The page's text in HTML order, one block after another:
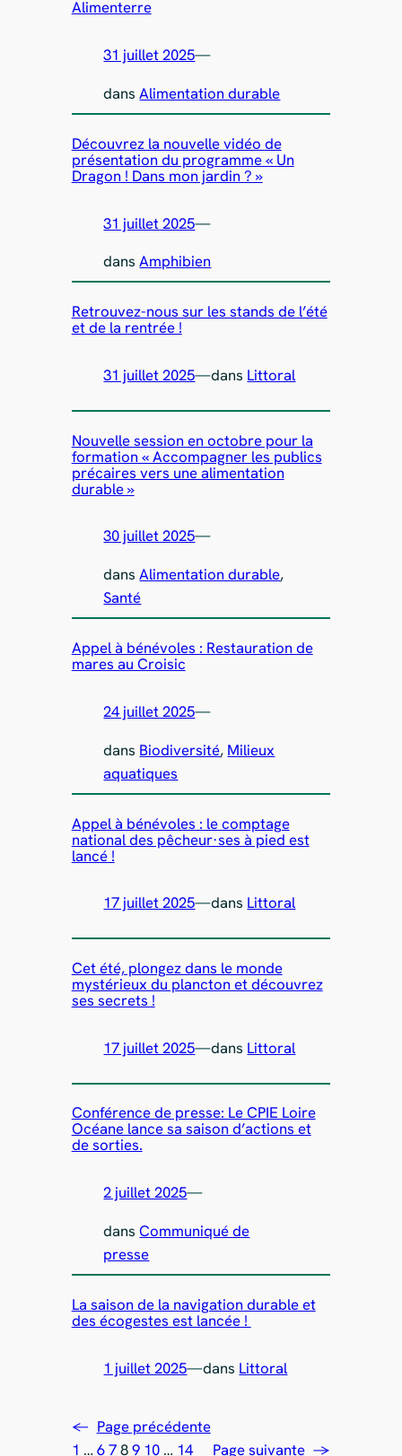
Alimenterre
31 juillet 2025—
dansAlimentation durable
Découvrez la nouvelle vidéo de
présentation du programme « Un
Dragon ! Dans mon jardin ? »
31 juillet 2025—
dansAmphibien
Retrouvez-nous sur les stands de l’été
et de la rentrée !
31 juillet 2025—dans Littoral
Nouvelle session en octobre pour la
formation « Accompagner les publics
précaires vers une alimentation
durable »
30 juillet 2025—
dansAlimentation durable
Santé
Appel à bénévoles : Restauration de
mares au Croisic
24 juillet 2025—
dans Biodiversité, Milieux
aquatiques
Appel à bénévoles : le comptage
national des pêcheur·ses à pied est
lancé !
17 juillet 2025—dans Littoral
Cet été, plongez dans le monde
mystérieux du plancton et découvrez
ses secrets !
17 juillet 2025—dans Littoral
Conférence de presse: Le CPIE Loire
Océane lance sa saison d’actions et
de sorties.
2 juillet 2025—
dansCommuniqué de
presse
La saison de la navigation durable et
des écogestes est lancée !
1 juillet 2025—dans Littoral
← Page précédente
1 … 6789 10 … 14 Page suivante →